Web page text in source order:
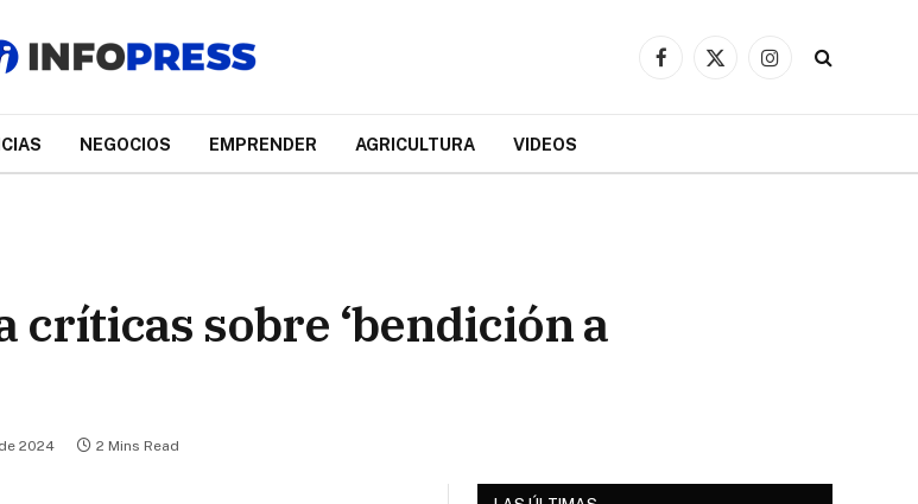
Facebook
X
Instagram
NEGOCIOS EMPRENDER AGRICULTURA VIDEOS
críticas sobre ‘bendición a
2024 2 Mins Read